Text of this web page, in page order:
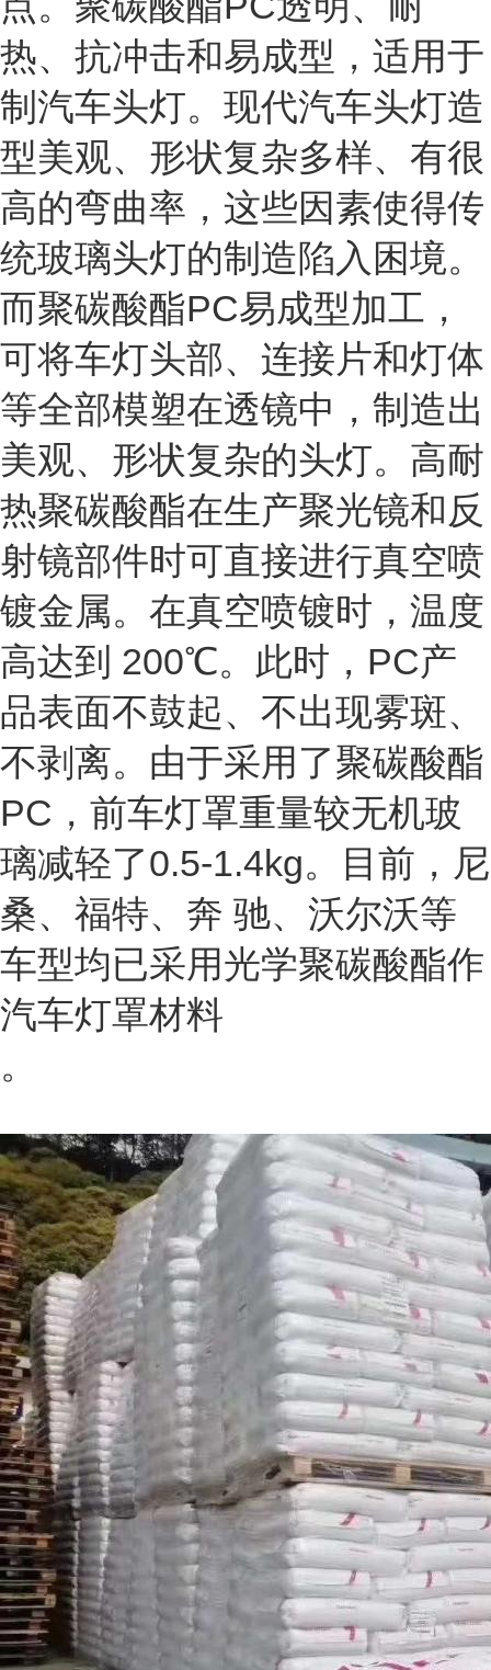
热、抗冲击和易成型，适用于
制汽车头灯。现代汽车头灯造
型美观、形状复杂多样、有很
高的弯曲率，这些因素使得传
统玻璃头灯的制造陷入困境。
而聚碳酸酯PC易成型加工，
可将车灯头部、连接片和灯体
等全部模塑在透镜中，制造出
美观、形状复杂的头灯。高耐
热聚碳酸酯在生产聚光镜和反
射镜部件时可直接进行真空喷
镀金属。在真空喷镀时，温度
高达到 200℃。此时，PC产
品表面不鼓起、不出现雾斑、
不剥离。由于采用了聚碳酸酯
PC，前车灯罩重量较无机玻
璃减轻了0.5-1.4kg。目前，尼
桑、福特、奔 驰、沃尔沃等
车型均已采用光学聚碳酸酯作
汽车灯罩材料
。